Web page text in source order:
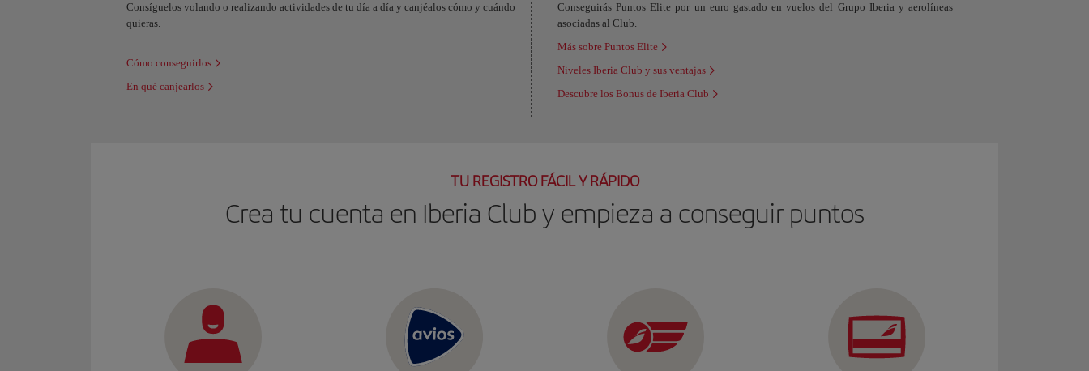
Consíguelos volando o realizando actividades de tu día a día y canjéalos cómo y cuándo
quieras.
Cómo conseguirlos
En qué canjearlos
Conseguirás Puntos Elite por un euro gastado en vuelos del Grupo Iberia y aerolíneas
asociadas al Club.
Más sobre Puntos Elite
Niveles Iberia Club y sus ventajas
Descubre los Bonus de Iberia Club
TU REGISTRO FÁCIL Y RÁPIDO
Crea tu cuenta en Iberia Club y empieza a conseguir puntos